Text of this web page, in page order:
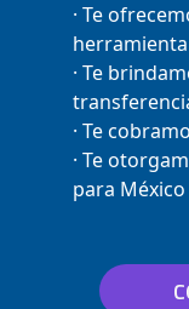
· Te
herramienta
· Te
· Te
· Te
para México